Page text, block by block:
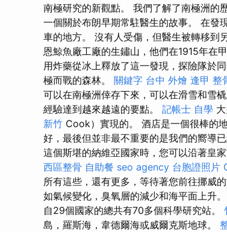
南極研究的新觀點。 我們了解了南極洲的
一個關於布朗早期常駐醫生的故事。 在發
車的地方。 沒有人受傷，但醫生被轉移到
恩鯨魚廠工廠的生鏽山，他們在1915年在
用炸藥從冰上釋放了這一發現，探險隊於
極而戰的森林。 關鍵字 台中 外燴 逢甲 整
可以在南極洲倖存下來，可以在滑雪和雪橇
經驗達到越來越遠的要點。 記帳士 自學
新竹 Cook）實現的。 酒店是一個很棒的
好，最後但並非最不重要的是我們的嚮導
這個斯堪的納維亞國家時，您可以沿著皇
西區整骨 自助餐 seo agency 台胞證照片
所有這些，還有更多，等待著您前往挪威
如氣候變化，臭氧層的減少和海平面上升。
自29個國家的總共有70多個科學研究站。
島，羅斯海，韋德爾海或威爾克斯地球。